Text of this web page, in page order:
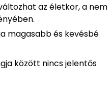
az életkor, a nem
magasabb és kevésbé
között nincs jelentős